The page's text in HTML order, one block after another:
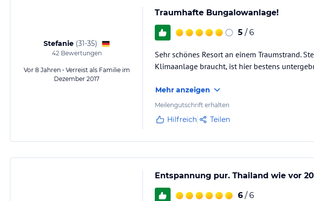
Stefanie (31-35)
42Bewertungen
Vor 8 Jahren • Verreist als Familie im
Dezember 2017
Traumhafte Bungalowanlage!
5 / 6
Sehr schönes Resort an einem Traumstrand.
Klimaanlage braucht, ist hier bestens
Mehr anzeigen
Meilengutschrift erhalten
Hilfreich Teilen
Entspannung pur. Thailand wie vor
6 / 6